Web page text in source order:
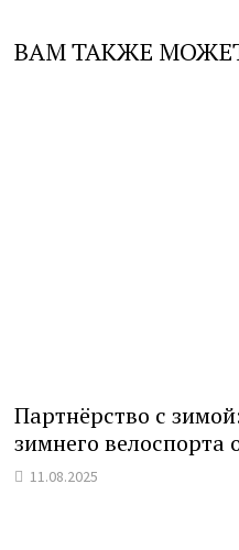
ВАМ ТАКЖЕ
Партнёрство с
зимнего велоспорта
11.08.2025